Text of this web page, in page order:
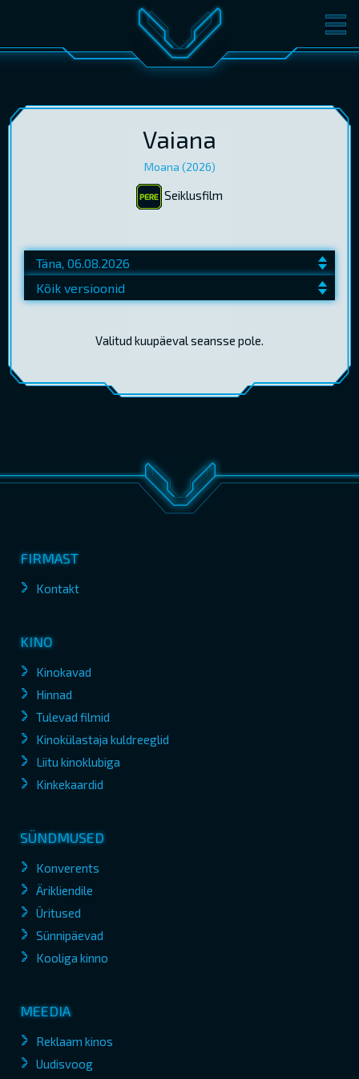
FILMID PILETID
KINKEKAARDID
EST RUS ENG LOGI SISSE
Vaiana
Moana (2026)
Seiklusfilm
Valitud kuupäeval seansse pole.
FIRMAST
Kontakt
KINO
Kinokavad
Hinnad
Tulevad filmid
Kinokülastaja kuldreeglid
Liitu kinoklubiga
Kinkekaardid
SÜNDMUSED
Konverents
Ärikliendile
Üritused
Sünnipäevad
Kooliga kinno
MEEDIA
Reklaam kinos
Uudisvoog